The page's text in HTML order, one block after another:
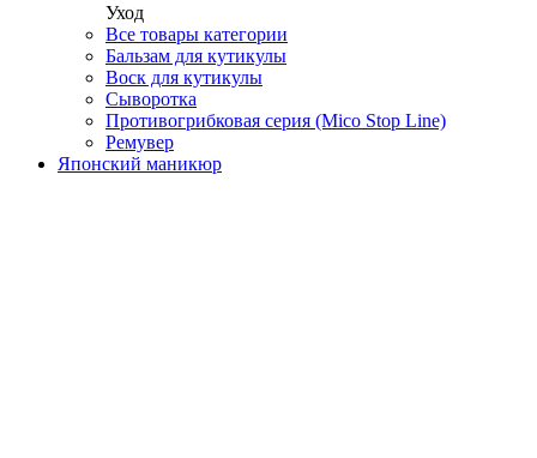
Уход
Все товары категории
Бальзам для кутикулы
Воск для кутикулы
Сыворотка
Противогрибковая серия (Mico Stop Line)
Ремувер
Японский маникюр